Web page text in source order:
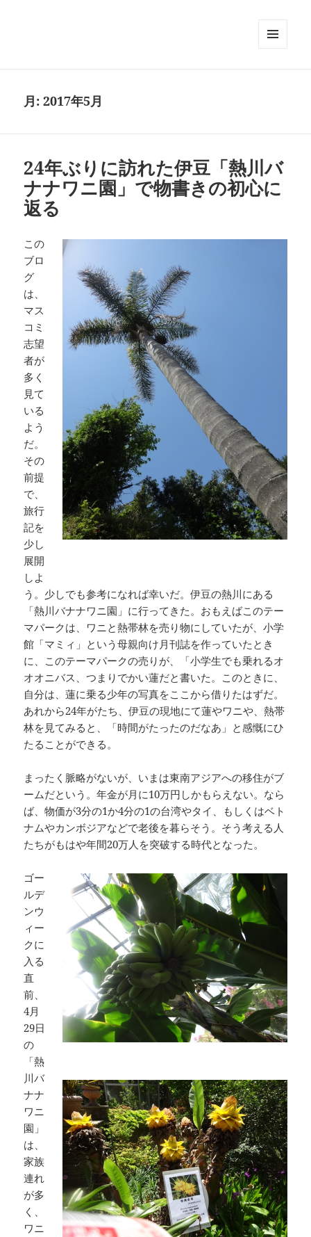
月:2017年5月
24年ぶりに訪れた伊豆「熱川バ
ナナワニ園」で物書きの初心に
返る
この
ブロ
グ
は、
マス
コミ
志望
者が
多く
見て
いる
よう
だ。
その
前提
で、
旅行
記を
少し
展開
しよ
う。少しでも参考になれば幸いだ。伊豆の熱川にある
「熱川バナナワニ園」に行ってきた。おもえばこのテー
マパークは、ワニと熱帯林を売り物にしていたが、小学
館「マミィ」という母親向け月刊誌を作っていたとき
に、このテーマパークの売りが、「小学生でも乗れるオ
オオニバス、つまりでかい蓮だと書いた。このときに、
自分は、蓮に乗る少年の写真をここから借りたはずだ。
あれから24年がたち、伊豆の現地にて蓮やワニや、熱帯
林を見てみると、「時間がたったのだなあ」と感慨にひ
たることができる。
まったく脈略がないが、いまは東南アジアへの移住がブ
ームだという。年金が月に10万円しかもらえない。なら
ば、物価が3分の1か4分の1の台湾やタイ、もしくはベト
ナムやカンボジアなどで老後を暮らそう。そう考える人
たちがもはや年間20万人を突破する時代となった。
ゴー
ルデ
ンウ
ィー
クに
入る
直
前、
4月
29日
の
「熱
川バ
ナナ
ワニ
園」
は、
家族
連れ
が多
く、
ワニ